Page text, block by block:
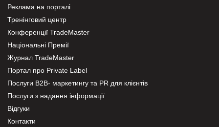
Реклама на порталі
Тренінговий центр
Конференції TradeMaster
Національні Премії
Журнал TradeMaster
Портал про Private Label
Послуги В2В- маркетингу та PR для клієнтів
Послуги з надання інформації
Відгуки
Контакти